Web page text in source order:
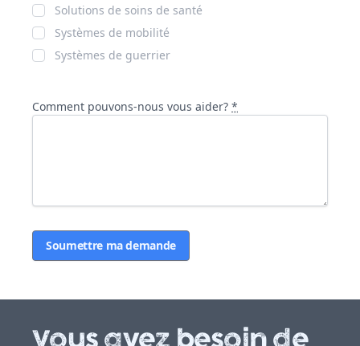
Solutions de soins de santé
Systèmes de mobilité
Systèmes de guerrier
Comment pouvons-nous vous aider? *
If
you
ignore
Vous avez besoin de